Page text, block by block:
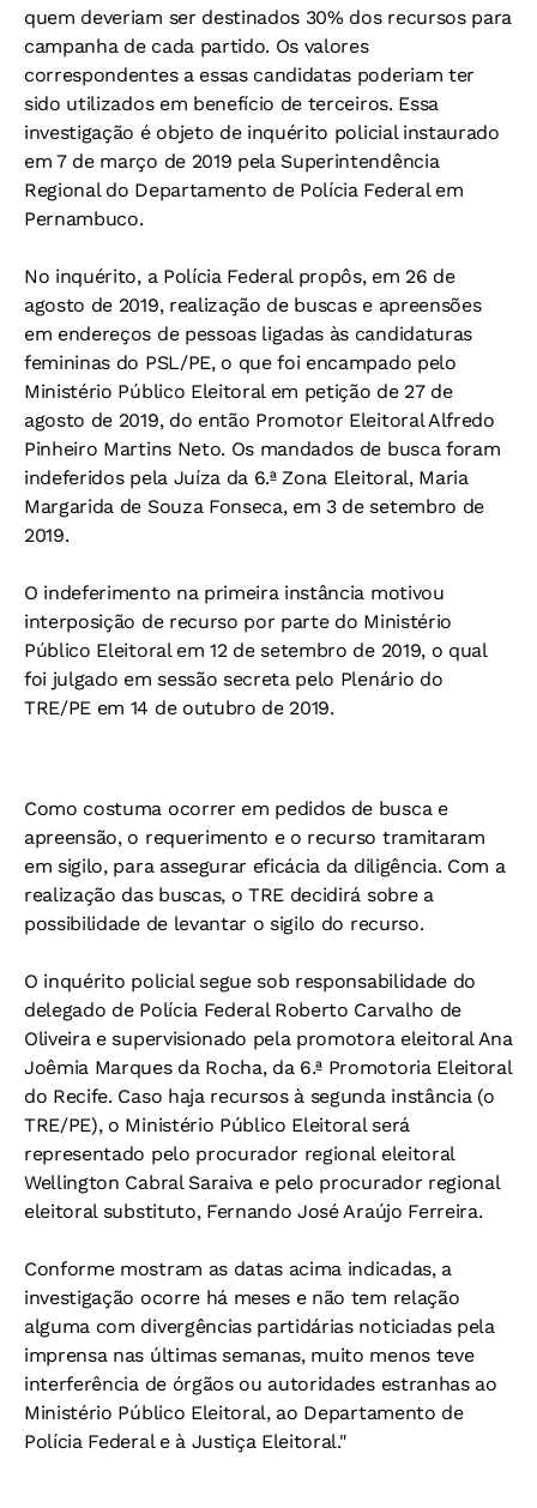
quem deveriam ser destinados 30% dos recursos para
campanha de cada partido. Os valores
correspondentes a essas candidatas poderiam ter
sido utilizados em benefício de terceiros. Essa
investigação é objeto de inquérito policial instaurado
em 7 de março de 2019 pela Superintendência
Regional do Departamento de Polícia Federal em
Pernambuco.
No inquérito, a Polícia Federal propôs, em 26 de
agosto de 2019, realização de buscas e apreensões
em endereços de pessoas ligadas às candidaturas
femininas do PSL/PE, o que foi encampado pelo
Ministério Público Eleitoral em petição de 27 de
agosto de 2019, do então Promotor Eleitoral Alfredo
Pinheiro Martins Neto. Os mandados de busca foram
indeferidos pela Juíza da 6.ª Zona Eleitoral, Maria
Margarida de Souza Fonseca, em 3 de setembro de
2019.
O indeferimento na primeira instância motivou
interposição de recurso por parte do Ministério
Público Eleitoral em 12 de setembro de 2019, o qual
foi julgado em sessão secreta pelo Plenário do
TRE/PE em 14 de outubro de 2019.
Como costuma ocorrer em pedidos de busca e
apreensão, o requerimento e o recurso tramitaram
em sigilo, para assegurar eficácia da diligência. Com a
realização das buscas, o TRE decidirá sobre a
possibilidade de levantar o sigilo do recurso.
O inquérito policial segue sob responsabilidade do
delegado de Polícia Federal Roberto Carvalho de
Oliveira e supervisionado pela promotora eleitoral Ana
Joêmia Marques da Rocha, da 6.ª Promotoria Eleitoral
do Recife. Caso haja recursos à segunda instância (o
TRE/PE), o Ministério Público Eleitoral será
representado pelo procurador regional eleitoral
Wellington Cabral Saraiva e pelo procurador regional
eleitoral substituto, Fernando José Araújo Ferreira.
Conforme mostram as datas acima indicadas, a
investigação ocorre há meses e não tem relação
alguma com divergências partidárias noticiadas pela
imprensa nas últimas semanas, muito menos teve
interferência de órgãos ou autoridades estranhas ao
Ministério Público Eleitoral, ao Departamento de
Polícia Federal e à Justiça Eleitoral."